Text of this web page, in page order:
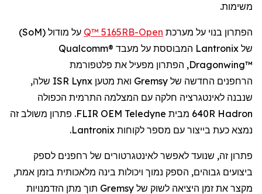
משימות.
הפתרון בנוי על מערכת Open
-Q™ 5165RB על מודול (SoM
)
של Lantronix המבוססת על מעבד Qualcomm®
Dragonwing™, הפתרון מפעיל את פלטפורמת
הרחפנים החדשה של Gremsy ואת מטען Lynx
ISR שלה,
שנבנה לאינטגרציה חלקה עם המצלמה התרמית הכפולה
Hadron
Teledyne
FLIR OEM. פתרון משולב זה
נמצא כעת בייצור עם מספר לקוחות Lantronix
.
פתרון זה, שנועד לאפשר לאינטגרטורים של רחפנים לספק
ביצועים גבוהים, הספק נמוך ויכולות בינה מלאכותית בזמן אמת,
מקצר את זמן היציאה לשוק של Gremsy תוך מתן הזדמנויות